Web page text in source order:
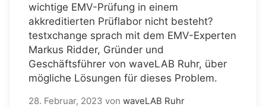
wichtige EMV-Prüfung in einem
akkreditierten Prüflabor nicht besteht?
testxchange sprach mit dem EMV-Experten
Markus Ridder, Gründer und
Geschäftsführer von waveLAB Ruhr, über
mögliche Lösungen für dieses Problem.
28. Februar, 2023 von waveLAB Ruhr